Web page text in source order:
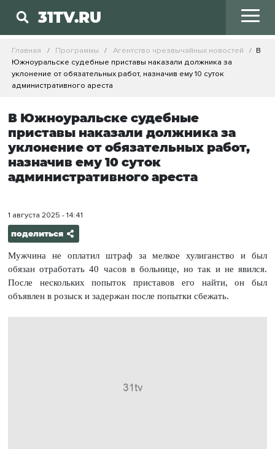
31TV.RU
Главная Программы Агентство чрезвычайных новостей
В
Южноуральске судебные приставы наказали должника за
уклонение от обязательных работ, назначив ему 10 суток
административного ареста
В Южноуральске судебные
приставы наказали должника за
уклонение от обязательных работ,
назначив ему 10 суток
административного ареста
1 августа 2025 - 14:41
поделиться
Мужчина не оплатил штраф за мелкое хулиганство и был
обязан отработать 40 часов в больнице, но так и не явился.
После нескольких попыток приставов его найти, он был
объявлен в розыск и задержан после попытки сбежать.